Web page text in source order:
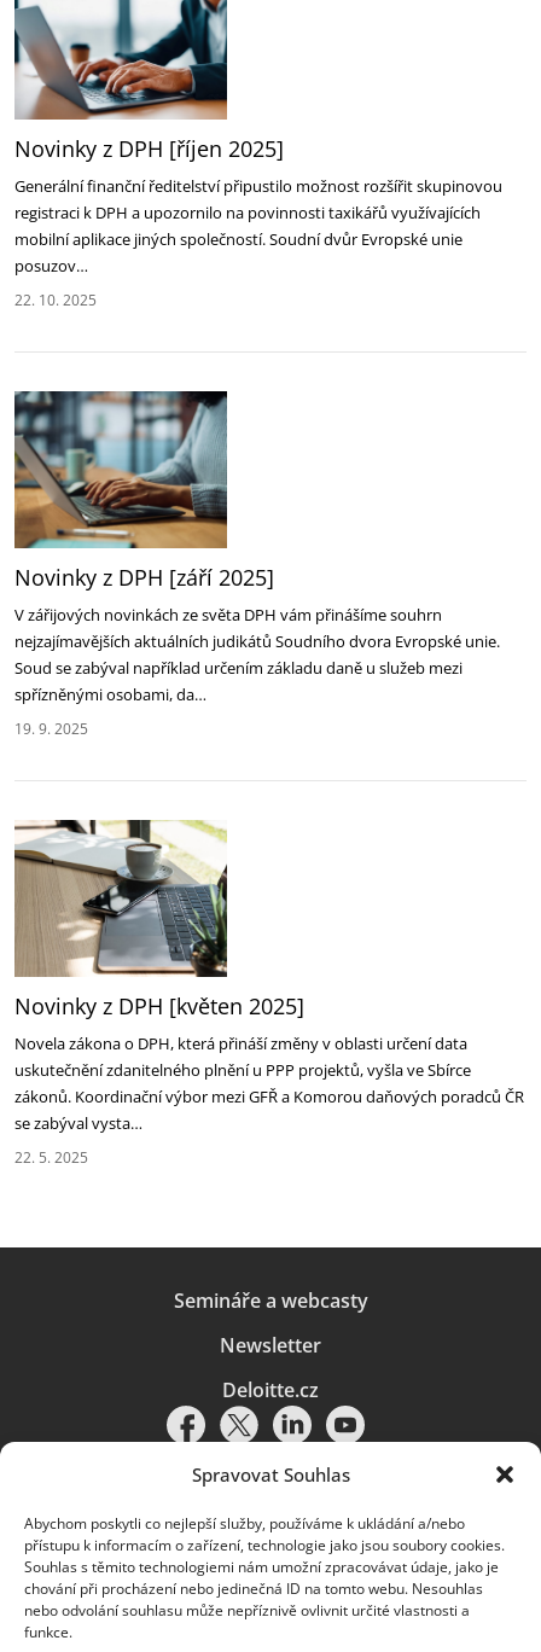
Spravovat Souhlas
Abychom poskytli co nejlepší služby, používáme k ukládání a/nebo
přístupu k informacím o zařízení, technologie jako jsou soubory cookies.
Souhlas s těmito technologiemi nám umožní zpracovávat údaje, jako je
chování při procházení nebo jedinečná ID na tomto webu. Nesouhlas
nebo odvolání souhlasu může nepříznivě ovlivnit určité vlastnosti a
funkce.
Novinky z DPH [říjen 2025]‎
Generální finanční ředitelství připustilo možnost rozšířit skupinovou
registraci k DPH a upozornilo ‎na povinnosti taxikářů využívajících
mobilní aplikace jiných společností‎. Soudní dvůr Evropské unie
‎posuzov…
22. 10. 2025
Novinky z DPH [září 2025]‎
V zářijových novinkách ze světa DPH vám přinášíme souhrn
nejzajímavějších aktuálních judikátů ‎Soudního dvora Evropské unie.
Soud se zabýval například určením základu daně u služeb mezi
‎spřízněnými osobami, da…
19. 9. 2025
Novinky z DPH [květen 2025]‎
Novela zákona o DPH, která přináší změny v oblasti určení data
uskutečnění zdanitelného plnění u ‎PPP projektů, vyšla ve Sbírce
zákonů. Koordinační výbor mezi GFŘ a Komorou daňových poradců ČR
‎se zabýval vysta…
22. 5. 2025
Semináře a webcasty
Newsletter
Deloitte.cz
Pravidla používání|Ochrana osobních údajů|Soubory cookies |
Deloitte.cz
© 2026. Více informací najdete vPravidlech používání.
Deloitte označuje jednu či více společností globální sítě členských